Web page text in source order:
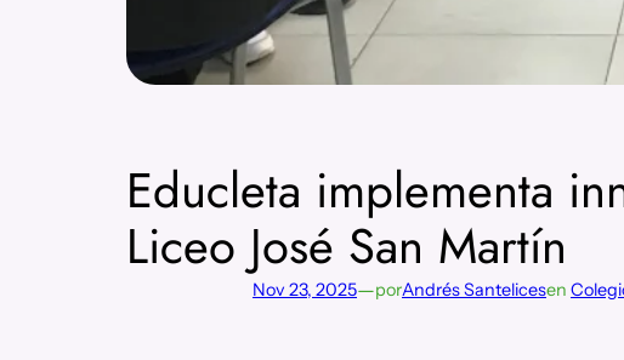
Educleta implementa
Liceo José San Martín
Nov 23, 2025—porAndrés Santelicesen